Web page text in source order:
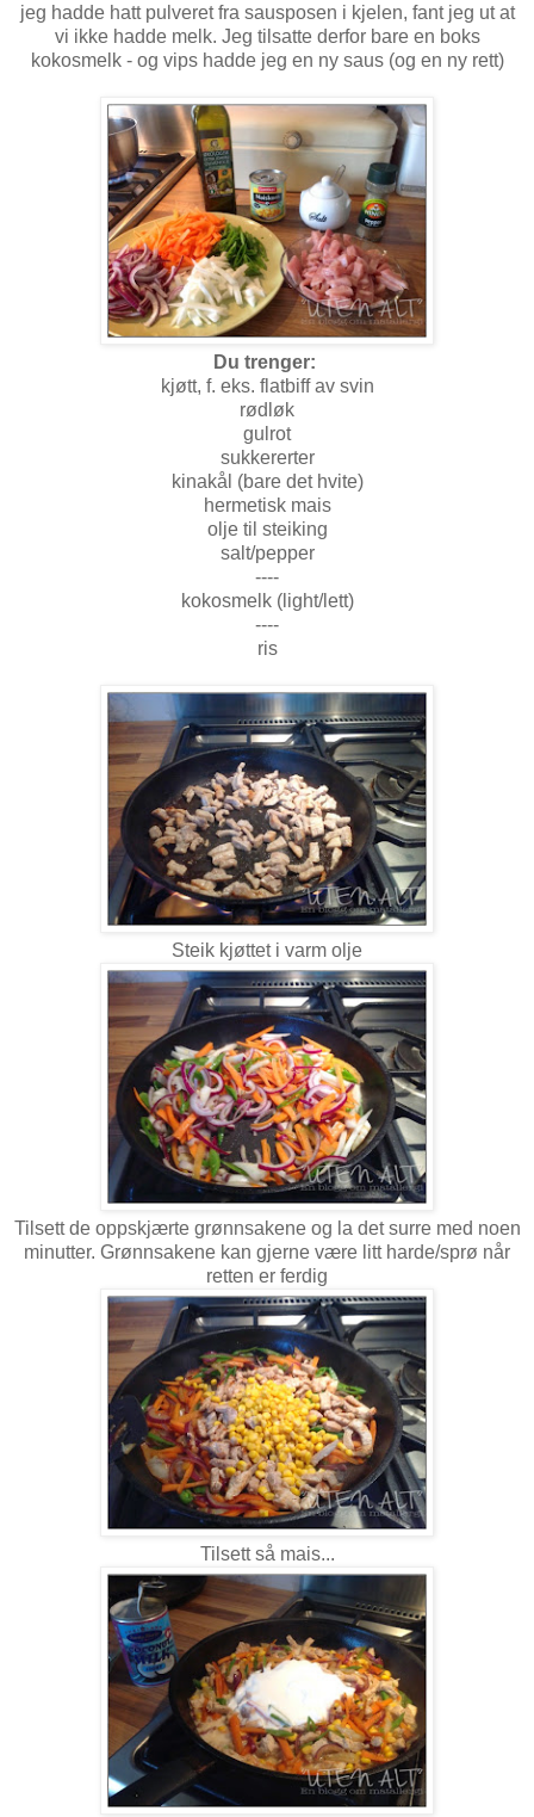
jeg hadde hatt pulveret fra sausposen i kjelen, fant jeg ut at
vi ikke hadde melk. Jeg tilsatte derfor bare en boks
kokosmelk - og vips hadde jeg en ny saus (og en ny rett)
Du trenger:
kjøtt, f. eks. flatbiff av svin
rødløk
gulrot
sukkererter
kinakål (bare det hvite)
hermetisk mais
olje til steiking
salt/pepper
----
kokosmelk (light/lett)
----
ris
Steik kjøttet i varm olje
Tilsett de oppskjærte grønnsakene og la det surre med noen
minutter. Grønnsakene kan gjerne være litt harde/sprø når
retten er ferdig
Tilsett så mais...